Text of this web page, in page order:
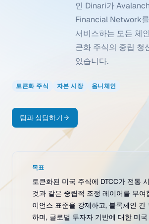
인 Dinari가
Financial Network
서비스하는 모든 체
큰화 주식의 중립 청
있습니다.
토큰화 주식 자본 시장 옴니체인
팀과 상담하기
목표
토큰화된 미국 주식에 DTCC가 전통
것과 같은 중립적 조정 레이어를 부여
이언스 표준을 강제하고, 블록체인 간
하며, 글로벌 투자자 기반에 대한 미